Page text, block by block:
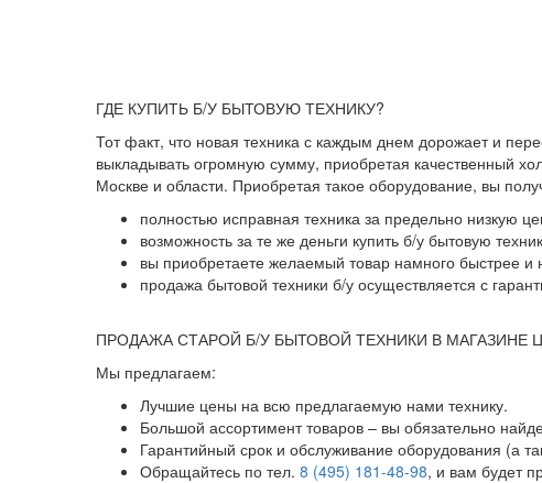
ГДЕ КУПИТЬ Б/У БЫТОВУЮ ТЕХНИКУ?
Тот факт, что новая техника с каждым днем дорожает и
выкладывать огромную сумму, приобретая качественный
Москве и области. Приобретая такое оборудование, вы
полностью исправная техника за предельно низкую
возможность за те же деньги купить б/у бытовую
вы приобретаете желаемый товар намного быстрее и
продажа бытовой техники б/у осуществляется с
ПРОДАЖА СТАРОЙ Б/У БЫТОВОЙ ТЕХНИКИ В МАГАЗИНЕ
Мы предлагаем:
Лучшие цены на всю предлагаемую нами технику.
Большой ассортимент товаров – вы обязательно
Гарантийный срок и обслуживание оборудования (а
Обращайтесь по тел. 8 (495) 181-48-98, и вам будет